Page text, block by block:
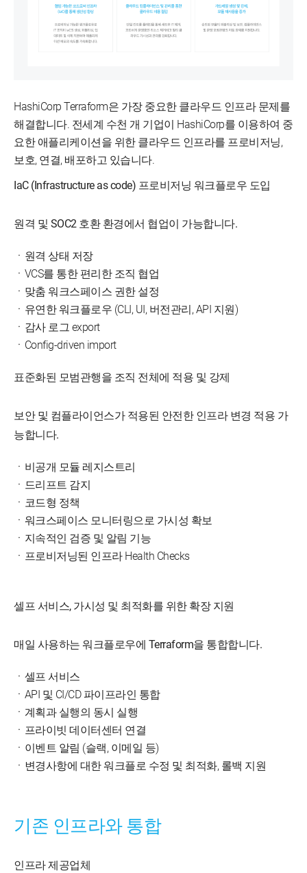
HashiCorp Terraform은 가장 중요한 클라우드 인프라 문제를
해결합니다. 전세계 수천 개 기업이 HashiCorp를 이용하여 중
요한 애플리케이션을 위한 클라우드 인프라를 프로비저닝,
보호, 연결, 배포하고 있습니다.
IaC (Infrastructure as code) 프로비저닝 워크플로우 도입
원격 및 SOC2 호환 환경에서 협업이 가능합니다.
ㆍ원격 상태 저장
ㆍVCS를 통한 편리한 조직 협업
ㆍ맞춤 워크스페이스 권한 설정
ㆍ유연한 워크플로우 (CLI, UI, 버전관리, API 지원)
ㆍ감사 로그 export
ㆍConfig-driven import
표준화된 모범관행을 조직 전체에 적용 및 강제
보안 및 컴플라이언스가 적용된 안전한 인프라 변경 적용 가
능합니다.
ㆍ비공개 모듈 레지스트리
ㆍ드리프트 감지
ㆍ코드형 정책
ㆍ워크스페이스 모니터링으로 가시성 확보
ㆍ지속적인 검증 및 알림 기능
ㆍ프로비저닝된 인프라 Health Checks
셀프 서비스, 가시성 및 최적화를 위한 확장 지원
매일 사용하는 워크플로우에 Terraform을 통합합니다.
ㆍ셀프 서비스
ㆍAPI 및 CI/CD 파이프라인 통합
ㆍ계획과 실행의 동시 실행
ㆍ프라이빗 데이터센터 연결
ㆍ이벤트 알림 (슬랙, 이메일 등)
ㆍ변경사항에 대한 워크플로 수정 및 최적화, 롤백 지원
기존 인프라와 통합
인프라 제공업체